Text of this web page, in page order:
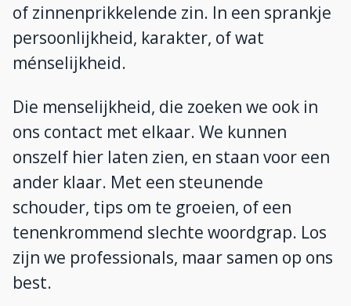
of zinnenprikkelende zin. In een sprankje
persoonlijkheid, karakter, of wat
ménselijkheid.
Die menselijkheid, die zoeken we ook in
ons contact met elkaar. We kunnen
onszelf hier laten zien, en staan voor een
ander klaar. Met een steunende
schouder, tips om te groeien, of een
tenenkrommend slechte woordgrap. Los
zijn we professionals, maar samen op ons
best.